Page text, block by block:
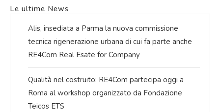
Le ultime News
Alis, insediata a Parma la nuova commissione
tecnica rigenerazione urbana di cui fa parte anche
RE4Com Real Esate for Company
Qualità nel costruito: RE4Com partecipa oggi a
Roma al workshop organizzato da Fondazione
Teicos ETS